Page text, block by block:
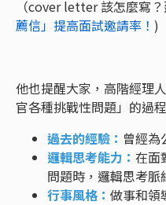
（cover letter 該怎麼寫？
薦信」提高面試邀請率！ )
他也提醒大家，高階經理
官各種挑戰性問題」的過
過去的經驗： 曾經為
邏輯思考能力： 在面
問題時，邏輯思考脈
行事風格： 做事和領